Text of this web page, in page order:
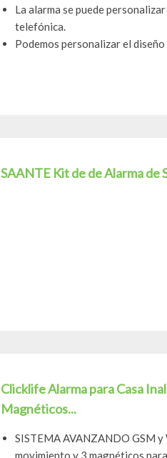
La alarma se puede
telefónica.
Podemos personalizar el
SAANTE Kit de de Alarma de
Clicklife Alarma para Casa
Magnéticos...
SISTEMA AVANZANDO GSM